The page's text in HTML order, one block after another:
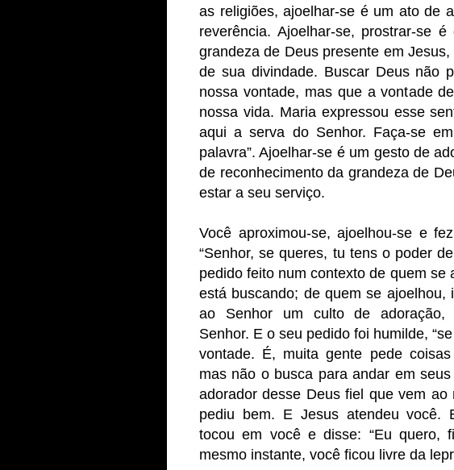
as religiões, ajoelhar-se é um ato de
reverência. Ajoelhar-se, prostrar-se
grandeza de Deus presente em
de sua divindade. Buscar Deus não
nossa vontade, mas que a vontade
nossa vida. Maria expressou esse
aqui a serva do Senhor. Faça-se
palavra”. Ajoelhar-se é um gesto de
de reconhecimento da grandeza de
estar a seu serviço.
Você aproximou-se, ajoelhou-se e
“Senhor, se queres, tu tens o poder
pedido feito num contexto de quem se
está buscando; de quem se ajoelhou,
ao Senhor um culto de adoração,
Senhor. E o seu pedido foi humilde,
vontade. É, muita gente pede
mas não o busca para andar em
adorador desse Deus fiel que vem ao
pediu bem. E Jesus atendeu você.
tocou em você e disse: “Eu quero,
mesmo instante, você ficou livre da